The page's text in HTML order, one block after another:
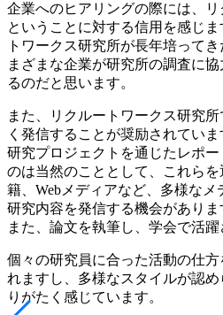
企業へのヒアリングの際には、
ということに対する信用を感じ
トワークス研究所が長年培って
まざまな企業が研究所の調査に
るのだと思います。
また、リクルートワークス研究
く発信することが奨励されていま
研究プロジェクトを通じたレポ
のは当然のこととして、これら
籍、Webメディアなど、多様な
研究内容を発信する機会がありま
また、論文を執筆し、学会で活躍
個々の研究員に合った活動の仕方
れますし、多様なスタイルが認
りがたく感じています。